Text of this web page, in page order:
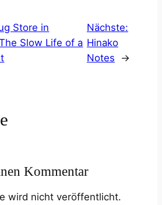
Store in
Slow Life of a
Nächste:
Hinako
Notes
→
Kommentar
wird nicht veröffentlicht.